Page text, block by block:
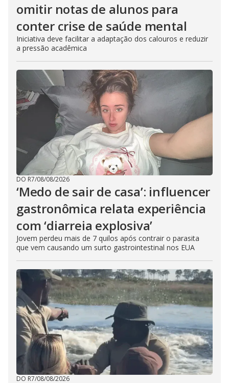
omitir notas de alunos para
conter crise de saúde mental
Iniciativa deve facilitar a adaptação dos calouros e reduzir
a pressão acadêmica
DO R7/08/08/2026
‘Medo de sair de casa’: influencer
gastronômica relata experiência
com ‘diarreia explosiva’
Jovem perdeu mais de 7 quilos após contrair o parasita
que vem causando um surto gastrointestinal nos EUA
DO R7/08/08/2026